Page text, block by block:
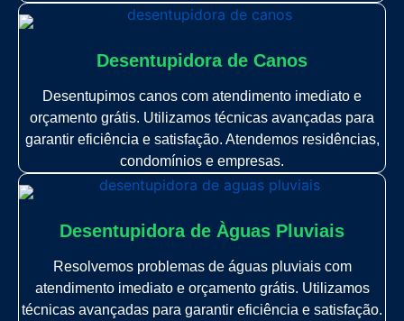
Desentupidora de Canos
Desentupimos canos com atendimento imediato e
orçamento grátis. Utilizamos técnicas avançadas para
garantir eficiência e satisfação. Atendemos residências,
condomínios e empresas.
Desentupidora de Àguas Pluviais
Resolvemos problemas de águas pluviais com
atendimento imediato e orçamento grátis. Utilizamos
técnicas avançadas para garantir eficiência e satisfação.